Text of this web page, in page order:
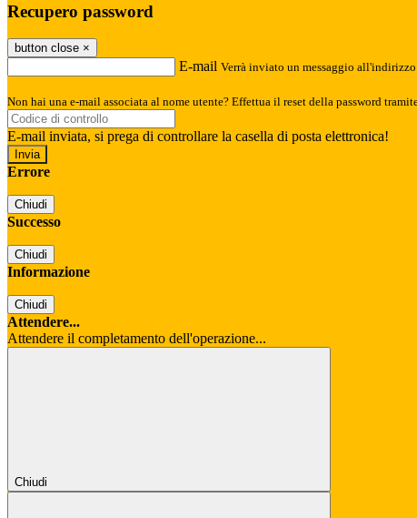
Recupero password
button close ×
E-mail Verrà inviato un messaggio
Non hai una e-mail associata al nome utente? Effettua il reset della password
E-mail inviata, si prega di controllare la casella di posta elettronica!
Errore
Chiudi
Successo
Chiudi
Informazione
Chiudi
Attendere...
Attendere il completamento dell'operazione...
Chiudi